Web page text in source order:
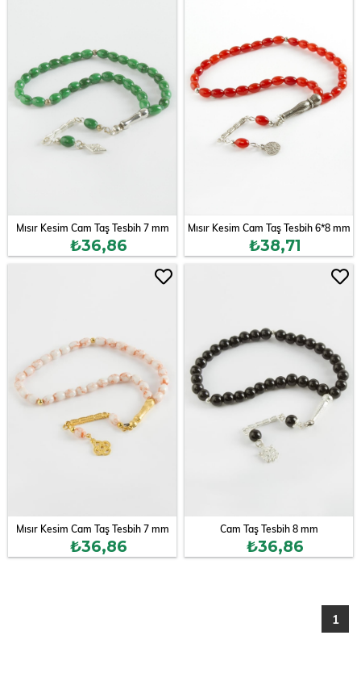
Mısır Kesim Cam Taş Tesbih 7 mm
₺36,86
Mısır Kesim Cam Taş Tesbih 6*8 mm
₺38,71
Mısır Kesim Cam Taş Tesbih 7 mm
₺36,86
Cam Taş Tesbih 8 mm
₺36,86
1